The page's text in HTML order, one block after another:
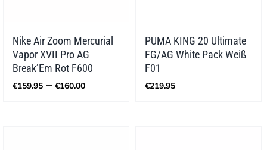
Nike Air Zoom Mercurial
Vapor XVII Pro AG
Break’Em Rot F600
€159.95 – €160.00Preisspanne:
PUMA KING 20 Ultimate
FG/AG White Pack Weiß
F01
€219.95